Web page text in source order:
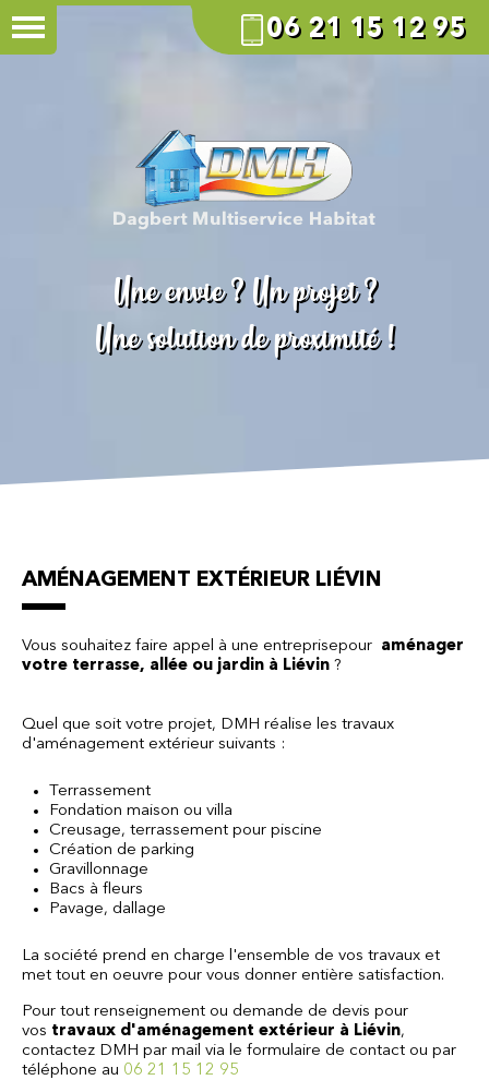
06 21 15 12 95
Une envie ? Un projet ?
Une solution de proximité !
AMÉNAGEMENT EXTÉRIEUR LIÉVIN
Vous souhaitez faire appel à une entreprisepour aménager
votre terrasse, allée ou jardin à Liévin ?
Quel que soit votre projet, DMH réalise les travaux
d'aménagement extérieur suivants :
Terrassement
Fondation maison ou villa
Creusage, terrassement pour piscine
Création de parking
Gravillonnage
Bacs à fleurs
Pavage, dallage
La société prend en charge l'ensemble de vos travaux et
met tout en oeuvre pour vous donner entière satisfaction.
Pour tout renseignement ou demande de devis pour
vos travaux d'aménagement extérieur à Liévin,
contactez DMH par mail via le formulaire de contact ou par
téléphone au 06 21 15 12 95